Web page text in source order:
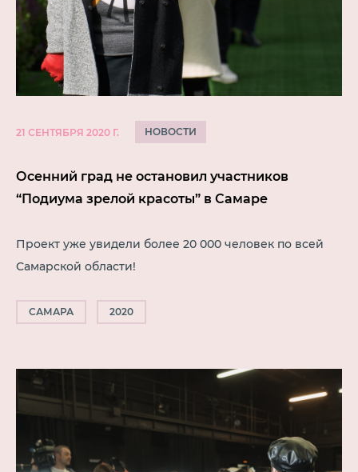
21 СЕНТЯБРЯ 2020 Г. НОВОСТИ
Осенний град не остановил участников
“Подиума зрелой красоты” в Самаре
Проект уже увидели более 20 000 человек по всей
Самарской области!
САМАРА 2020